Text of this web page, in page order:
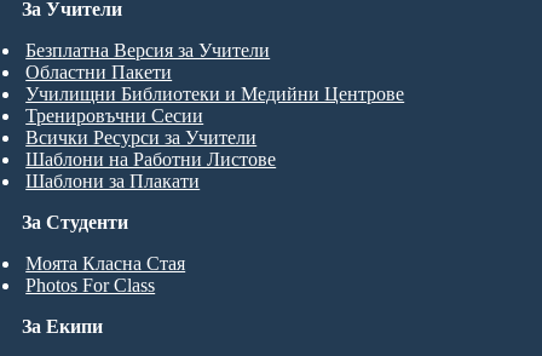
За Студенти
Моята Класна Стая
Photos For Class
За Учители
Безплатна Версия за Учители
Областни Пакети
Училищни Библиотеки и Медийни Центрове
Тренировъчни Сесии
Всички Ресурси за Учители
Шаблони на Работни Листове
Шаблони за Плакати
За Екипи